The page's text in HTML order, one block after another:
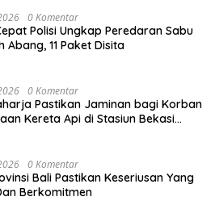
0 Komentar
Polisi Ungkap Peredaran Sabu
Abang, 11 Paket Disita
0 Komentar
Pastikan Jaminan bagi Korban
Kereta Api di Stasiun Bekasi
0 Komentar
Bali Pastikan Keseriusan Yang
Berkomitmen